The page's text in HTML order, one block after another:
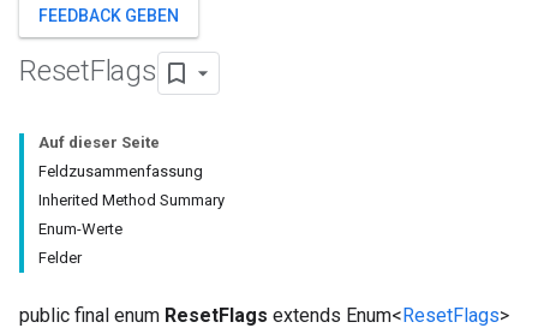
FEEDBACK GEBEN
ResetFlags
Auf dieser Seite
Feldzusammenfassung
Inherited Method Summary
Enum-Werte
Felder
public final enum ResetFlags extends Enum<ResetFlags>